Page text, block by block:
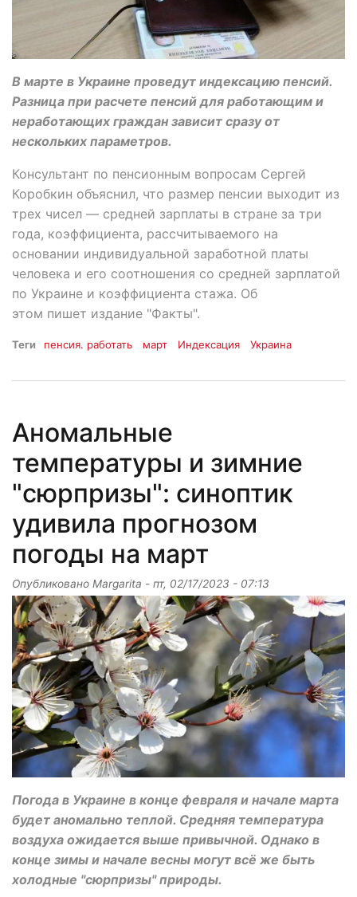
В марте в Украине проведут индексацию пенсий.
Разница при расчете пенсий для работающим и
неработающих граждан зависит сразу от
нескольких параметров.
Консультант по пенсионным вопросам Сергей
Коробкин объяснил, что размер пенсии выходит из
трех чисел — средней зарплаты в стране за три
года, коэффициента, рассчитываемого на
основании индивидуальной заработной платы
человека и его соотношения со средней зарплатой
по Украине и коэффициента стажа. Об
этом пишет издание "Факты".
Теги пенсия. работать март Индексация Украина
Аномальные
температуры и зимние
"сюрпризы": синоптик
удивила прогнозом
погоды на март
Опубликовано Margarita - пт, 02/17/2023 - 07:13
Погода в Украине в конце февраля и начале марта
будет аномально теплой. Средняя температура
воздуха ожидается выше привычной. Однако в
конце зимы и начале весны могут всё же быть
холодные "сюрпризы" природы.